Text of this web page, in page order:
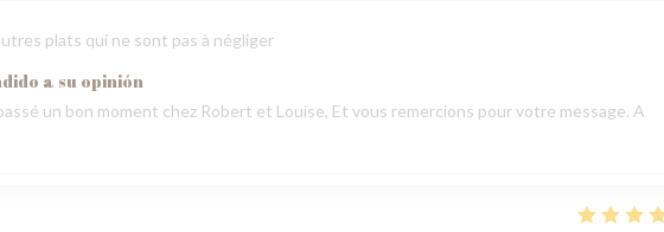
plats qui ne sont pas à négliger
a su opinión
un bon moment chez Robert et Louise, Et vous remercions pour votre message. A